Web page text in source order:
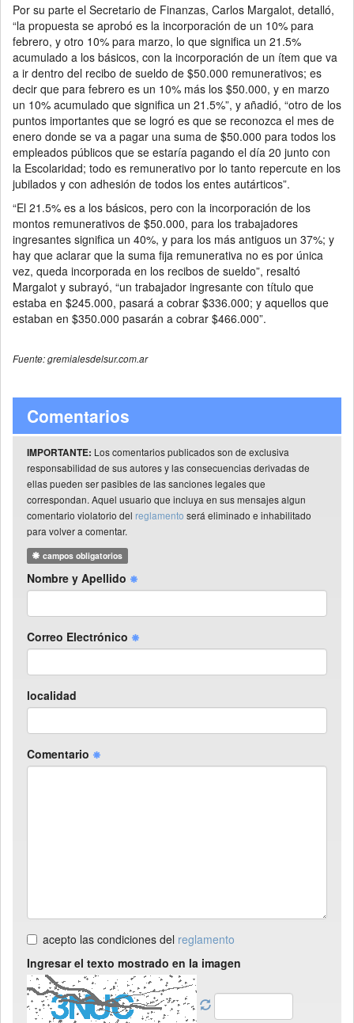
Por su parte el Secretario de Finanzas, Carlos Margalot, detalló,
“la propuesta se aprobó es la incorporación de un 10% para
febrero, y otro 10% para marzo, lo que significa un 21.5%
acumulado a los básicos, con la incorporación de un ítem que va
a ir dentro del recibo de sueldo de $50.000 remunerativos; es
decir que para febrero es un 10% más los $50.000, y en marzo
un 10% acumulado que significa un 21.5%”, y añadió, “otro de los
puntos importantes que se logró es que se reconozca el mes de
enero donde se va a pagar una suma de $50.000 para todos los
empleados públicos que se estaría pagando el día 20 junto con
la Escolaridad; todo es remunerativo por lo tanto repercute en los
jubilados y con adhesión de todos los entes autárticos”.
“El 21.5% es a los básicos, pero con la incorporación de los
montos remunerativos de $50.000, para los trabajadores
ingresantes significa un 40%, y para los más antiguos un 37%; y
hay que aclarar que la suma fija remunerativa no es por única
vez, queda incorporada en los recibos de sueldo”, resaltó
Margalot y subrayó, “un trabajador ingresante con título que
estaba en $245.000, pasará a cobrar $336.000; y aquellos que
estaban en $350.000 pasarán a cobrar $466.000”.
Fuente: gremialesdelsur.com.ar
Comentarios
IMPORTANTE: Los comentarios publicados son de exclusiva
responsabilidad de sus autores y las consecuencias derivadas de
ellas pueden ser pasibles de las sanciones legales que
correspondan. Aquel usuario que incluya en sus mensajes algun
comentario violatorio del reglamento será eliminado e inhabilitado
para volver a comentar.
campos obligatorios
Nombre y Apellido
Correo Electrónico
localidad
Comentario
acepto las condiciones del reglamento
Ingresar el texto mostrado en la imagen